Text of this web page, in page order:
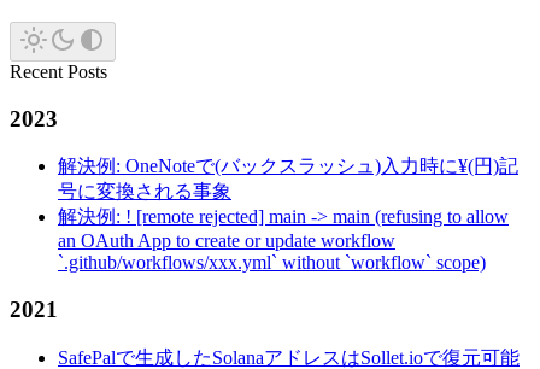
Recent Posts
2023
解決例: OneNoteで(バックスラッシュ)入力時に¥(円)記
号に変換される事象
解決例: ! [remote rejected] main -> main (refusing to allow
an OAuth App to create or update workflow
`.github/workflows/xxx.yml` without `workflow` scope)
2021
SafePalで生成したSolanaアドレスはSollet.ioで復元可能